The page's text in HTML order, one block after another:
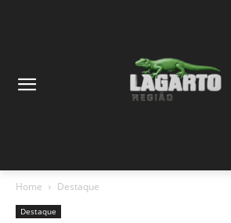
Home Destaque
Destaque